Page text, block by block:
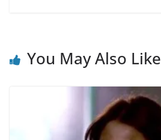
You May Also Like